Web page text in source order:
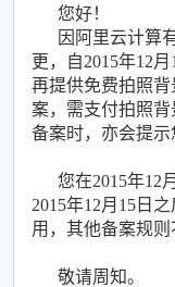
您好！
因阿里云计算有
更，自2015年12
再提供免费拍照
案，需支付拍照
备案时，亦会提示
您在2015年12
2015年12月15日
用，其他备案规则
敬请周知。